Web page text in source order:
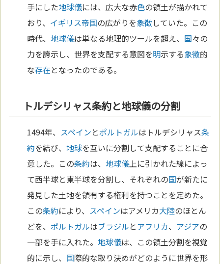
手にした地球儀には、広大な赤色の領土が描かれて
おり、 イギリス帝国の広がりを象徴していた。この
時代、地球儀は単なる地理的ツールを超え、 国々の
力を誇示し、世界を支配する意図を明示する象徴的
な存在となったのである。
トルデシリャス条約と地球儀の分割
1494年、 スペインとポルトガルはトルデシリャス条
約を結び、地球を互いに分割して支配することに合
意した。この条約は、地球儀上に引かれた線によっ
て西半球と東半球を分割し、それぞれの国が新たに
発見した土地を領有する権利を持つことを定めた。
この条約により、 スペインはアメリカ大陸のほとん
どを、 ポルトガルはブラジルとアフリカ、 アジアの
一部を手に入れた。地球儀は、この領土分割を視覚
的に示し、 国際的な取り決めがどのように世界を形